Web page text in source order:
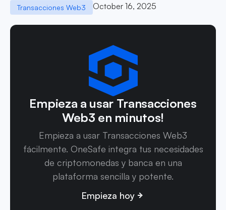
Transacciones Web3 October 16, 2025
Empieza a usar Transacciones
Web3 en minutos!
Empieza a usar Transacciones Web3
fácilmente. OneSafe integra tus necesidades
de criptomonedas y banca en una
plataforma sencilla y potente.
Empieza hoy